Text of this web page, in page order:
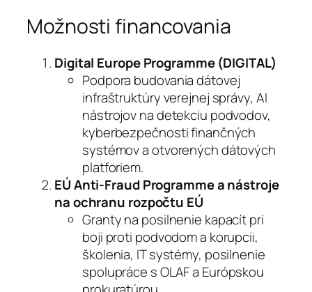
Možnosti financovania
Digital Europe Programme (DIGITAL)
Podpora budovania dátovej
infraštruktúry verejnej správy, AI
nástrojov na detekciu podvodov,
kyberbezpečnosti finančných
systémov a otvorených dátových
platforiem.
EÚ Anti-Fraud Programme a nástroje
na ochranu rozpočtu EÚ
Granty na posilnenie kapacít pri
boji proti podvodom a korupcii,
školenia, IT systémy, posilnenie
spolupráce s OLAF a Európskou